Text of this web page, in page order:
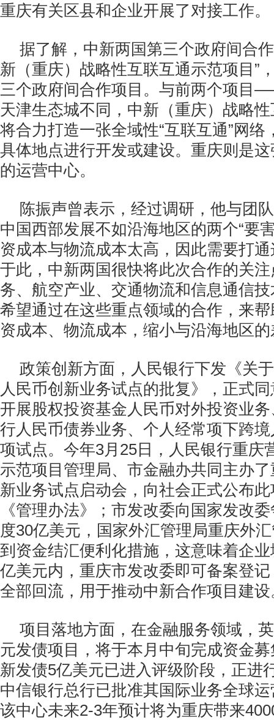
重庆有关区县和企业开展了对接工作。
据了解，中新两国第三个政府间合
新（重庆）战略性互联互通示范项目”
三个政府间合作项目。与前两个项目
天津生态城不同，中新（重庆）战略
将合力打造一张全域性“互联互通”网络
具体地点进行开发或建设。重庆则是这
的运营中心。
陈振声曾表示，经过调研，他与团
中国西部发展不如沿海地区的两个“要
资成本与物流成本太高，因此需要打通
于此，中新两国很快将此次合作的关
务、航空产业、交通物流和信息通信
希望通过在这些重点领域的合作，来
资成本、物流成本，缩小与沿海地区
政策创新方面，人民银行下发《关
人民币创新业务试点的批复》，正式
开展股权投资基金人民币对外投资业
行人民币债券业务、个人经常项下跨
项试点。今年3月 25日，人民银行重庆
示范项目管理局、市金融办共同主办
新业务试点启动会，向社会正式公布
《管理办法》；市发改委向国家发改
度30亿美元，国家外汇管理局重庆外
到资金结汇便利化措施，这意味着企
亿美元内，重庆市发改委即可备案登
全部回流，用于推动中新合作项目建设
项目落地方面，在金融服务领域，
元发债项目，将于本月中旬完成资金
新发债5亿美元已进入评级阶段，正进
中信银行总行已批准其国际业务全球
该中心未来2-3年预计将为重庆带来